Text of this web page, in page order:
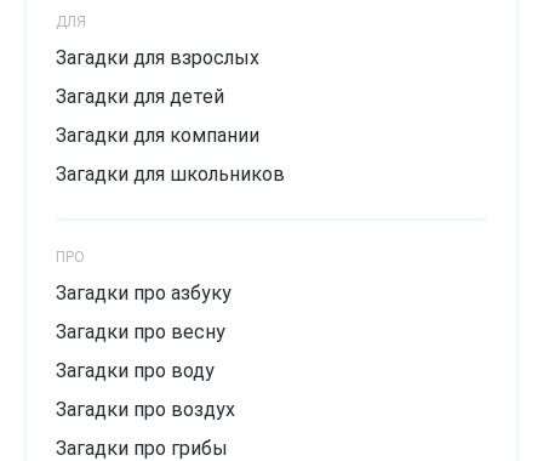
Сложные загадки
Смешные загадки
Хитрые загадки
ДЛЯ
Загадки для взрослых
Загадки для детей
Загадки для компании
Загадки для школьников
ПРО
Загадки про азбуку
Загадки про весну
Загадки про воду
Загадки про воздух
Загадки про грибы